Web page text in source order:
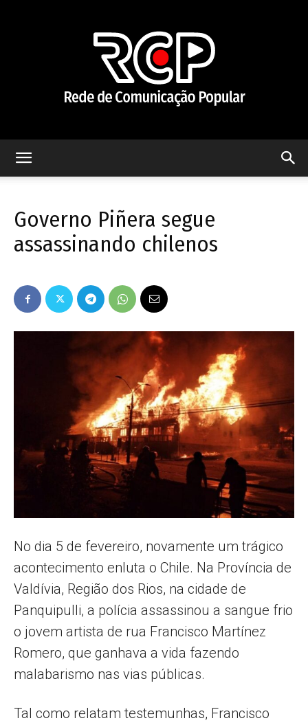
Comunicação
Popular
–
AL
Governo Piñera segue
assassinando chilenos
No dia 5 de fevereiro, novamente um trágico
acontecimento enluta o Chile. Na Província de
Valdívia, Região dos Rios, na cidade de
Panquipulli, a polícia assassinou a sangue frio
o jovem artista de rua Francisco Martínez
Romero, que ganhava a vida fazendo
malabarismo nas vias públicas.
Tal como relatam testemunhas, Francisco